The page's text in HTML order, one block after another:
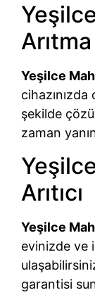
Yeşilce
cihazınızda
şekilde
zaman
Arıtıcı
Yeşilce
evinizde ve
garantisi